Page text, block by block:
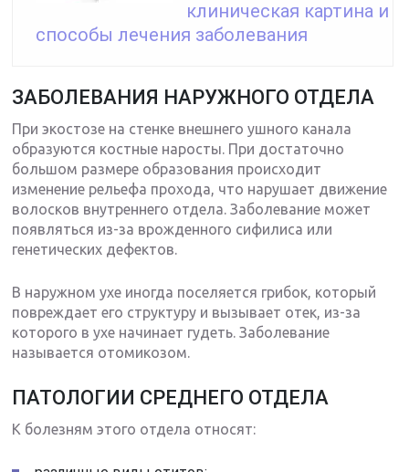
клиническая картина и
способы лечения заболевания
ЗАБОЛЕВАНИЯ НАРУЖНОГО ОТДЕЛА
При экостозе на стенке внешнего ушного канала
образуются костные наросты. При достаточно
большом размере образования происходит
изменение рельефа прохода, что нарушает движение
волосков внутреннего отдела. Заболевание может
появляться из-за врожденного сифилиса или
генетических дефектов.
В наружном ухе иногда поселяется грибок, который
повреждает его структуру и вызывает отек, из-за
которого в ухе начинает гудеть. Заболевание
называется отомикозом.
ПАТОЛОГИИ СРЕДНЕГО ОТДЕЛА
К болезням этого отдела относят: